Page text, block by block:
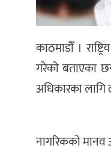
काठमाडौँ ।
गरेको बताएका
अधिकारका लागि
नागरिकको मानव